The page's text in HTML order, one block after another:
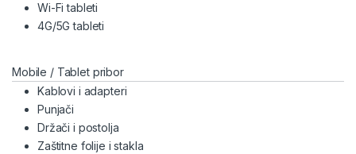
Wi-Fi tableti
4G/5G tableti
Mobile / Tablet pribor
Kablovi i adapteri
Punjači
Držači i postolja
Zaštitne folije i stakla